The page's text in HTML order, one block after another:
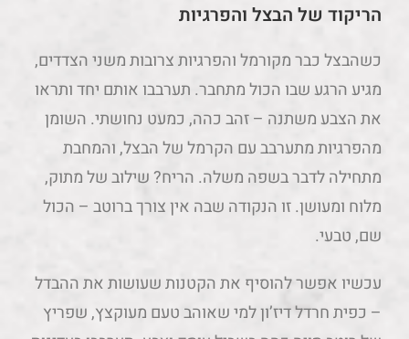
הריקוד של הבצל והפרגיות
כשהבצל כבר מקורמל והפרגיות צרובות משני הצדדים,
מגיע הרגע שבו הכול מתחבר. תערבבו אותם יחד ותראו
את הצבע משתנה – זהב כהה, כמעט נחושתי. השומן
מהפרגיות מתערבב עם הקרמל של הבצל, והמחבת
מתחילה לדבר בשפה משלה. הריח? שילוב של מתוק,
מלוח ומעושן. זו הנקודה שבה אין צורך ברוטב – הכול
שם, טבעי.
עכשיו אפשר להוסיף את הקטנות שעושות את ההבדל
– כפית חרדל דיז’ון למי שאוהב טעם מעוקצץ, שפריץ